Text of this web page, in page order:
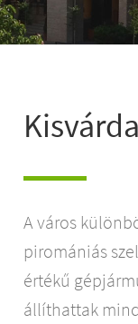
Kisvárda
A város
piromániás
értékű
állíthattak